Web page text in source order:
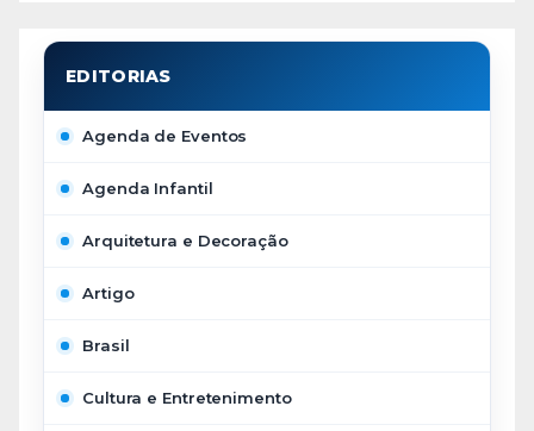
Agenda de Eventos
Agenda Infantil
Arquitetura e Decoração
Artigo
Brasil
Cultura e Entretenimento